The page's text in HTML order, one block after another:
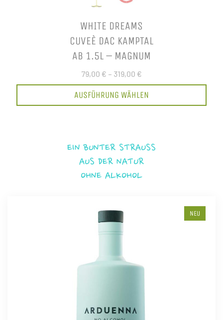
WHITE DREAMS
CUVEÈ DAC KAMPTAL
AB 1.5L – MAGNUM
79,00 € – 319,00 €
AUSFÜHRUNG WÄHLEN
EIN BUNTER STRAUSS
AUS DER NATUR
OHNE ALKOHOL
NEU